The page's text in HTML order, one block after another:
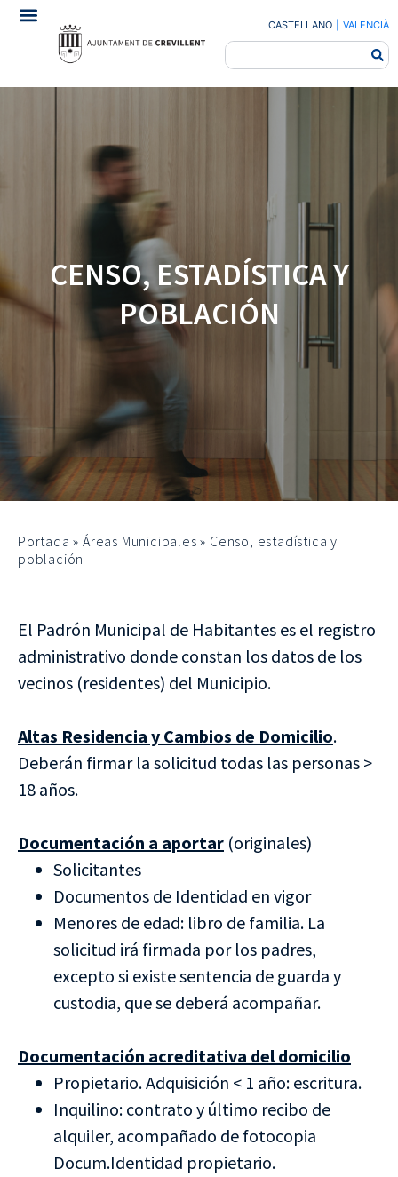
CASTELLANO VALENCIÀ
CENSO, ESTADÍSTICA Y
POBLACIÓN
Portada »Áreas Municipales » Censo, estadística y
población
El Padrón Municipal de Habitantes es el registro
administrativo donde constan los datos de los
vecinos (residentes) del Municipio.
Altas Residencia y Cambios de Domicilio.
Deberán firmar la solicitud todas las personas >
18 años.
Documentación a aportar (originales)
Solicitantes
Documentos de Identidad en vigor
Menores de edad: libro de familia. La
solicitud irá firmada por los padres,
excepto si existe sentencia de guarda y
custodia, que se deberá acompañar.
Documentación acreditativa del domicilio
Propietario. Adquisición < 1 año: escritura.
Inquilino: contrato y último recibo de
alquiler, acompañado de fotocopia
Docum.Identidad propietario.